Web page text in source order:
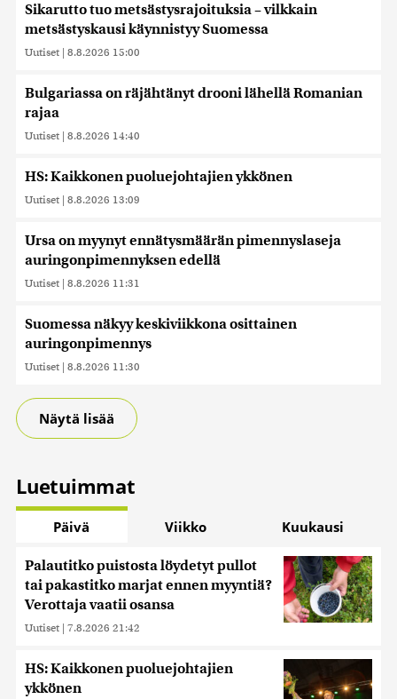
Sikarutto tuo metsästysrajoituksia – vilkkain
metsästyskausi käynnistyy Suomessa
Uutiset | 8.8.2026 15:00
Bulgariassa on räjähtänyt drooni lähellä Romanian
rajaa
Uutiset | 8.8.2026 14:40
HS: Kaikkonen puoluejohtajien ykkönen
Uutiset | 8.8.2026 13:09
Ursa on myynyt ennätysmäärän pimennyslaseja
auringonpimennyksen edellä
Uutiset | 8.8.2026 11:31
Suomessa näkyy keskiviikkona osittainen
auringonpimennys
Uutiset | 8.8.2026 11:30
Näytä lisää
Luetuimmat
Päivä Viikko Kuukausi
Palautitko puistosta löydetyt pullot
tai pakastitko marjat ennen myyntiä?
Verottaja vaatii osansa
Uutiset | 7.8.2026 21:42
HS: Kaikkonen puoluejohtajien
ykkönen